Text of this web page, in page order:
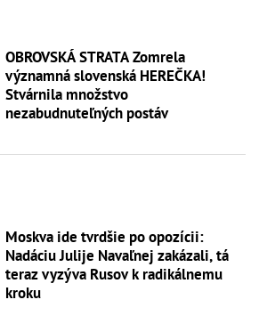
OBROVSKÁ STRATA Zomrela
významná slovenská HEREČKA!
Stvárnila množstvo
nezabudnuteľných postáv
Moskva ide tvrdšie po opozícii:
Nadáciu Julije Navaľnej zakázali, tá
teraz vyzýva Rusov k radikálnemu
kroku